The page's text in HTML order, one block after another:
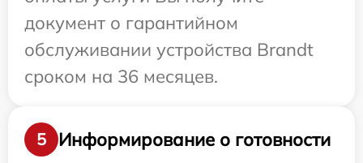
документ о гарантийном
обслуживании устройства Brandt
сроком на 36 месяцев.
5
Информирование о готовности